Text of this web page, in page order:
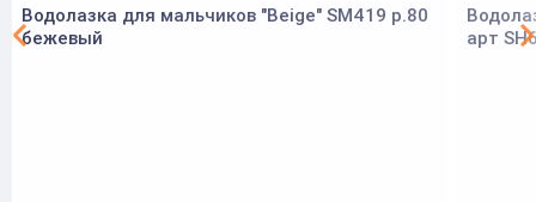
Водолазка для мальчиков "Beige" SM419 р.80
бежевый
арт